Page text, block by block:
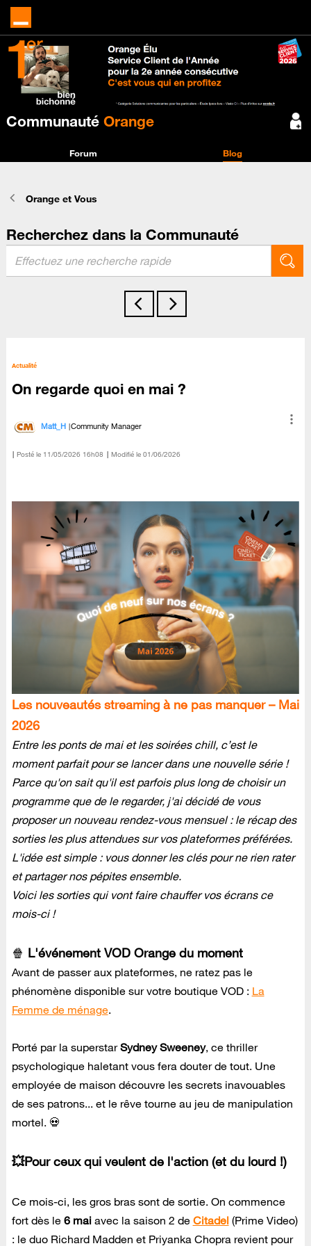
Communauté Orange
Forum Blog
Orange et Vous
Recherchez dans la Communauté
Actualité
On regarde quoi en mai ?
Matt_H Community Manager
Posté le ‎11/05/2026 16h08 Modifié le 01/06/2026
Les nouveautés streaming à ne pas manquer – Mai
2026
Entre les ponts de mai et les soirées chill, c’est le
moment parfait pour se lancer dans une nouvelle série !
Parce qu'on sait qu'il est parfois plus long de choisir un
programme que de le regarder, j'ai décidé de vous
proposer un nouveau rendez-vous mensuel : le récap des
sorties les plus attendues sur vos plateformes préférées.
L'idée est simple : vous donner les clés pour ne rien rater
et partager nos pépites ensemble.
Voici les sorties qui vont faire chauffer vos écrans ce
mois-ci !
🍿 L'événement VOD Orange du moment
Avant de passer aux plateformes, ne ratez pas le
phénomène disponible sur votre boutique VOD : La
Femme de ménage.
Porté par la superstarSydney Sweeney, ce thriller
psychologique haletant vous fera douter de tout. Une
employée de maison découvre les secrets inavouables
de ses patrons... et le rêve tourne au jeu de manipulation
mortel. 💀
💥Pour ceux qui veulent de l'action (et du lourd !)
Ce mois-ci, les gros bras sont de sortie. On commence
fort dès le 6 maiavec la saison 2 de Citadel(Prime Video)
: le duo Richard Madden et Priyanka Chopra revient pour